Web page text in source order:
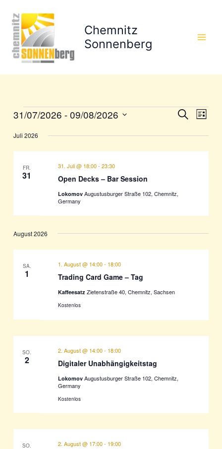
Inhalt
springen
Chemnitz
Sonnenberg
Veranstaltungen
und
Suche
Liste
31/07/2026 - 09/08/2026
wählen.
Juli 2026
FR.
31 Open Decks – Bar Session
31. Juli @ 18:00- 23:30
Lokomov Augustusburger Straße 102, Chemnitz,
Germany
August 2026
SA.
1 Trading Card Game – Tag
1. August @ 14:00- 18:00
Kaffeesatz Zietenstraße 40, Chemnitz, Sachsen
Kostenlos
SO.
2 Digitaler Unabhängigkeitstag
2. August @ 14:00- 18:00
Lokomov Augustusburger Straße 102, Chemnitz,
Germany
Kostenlos
SO. 2. August @ 17:00- 19:00